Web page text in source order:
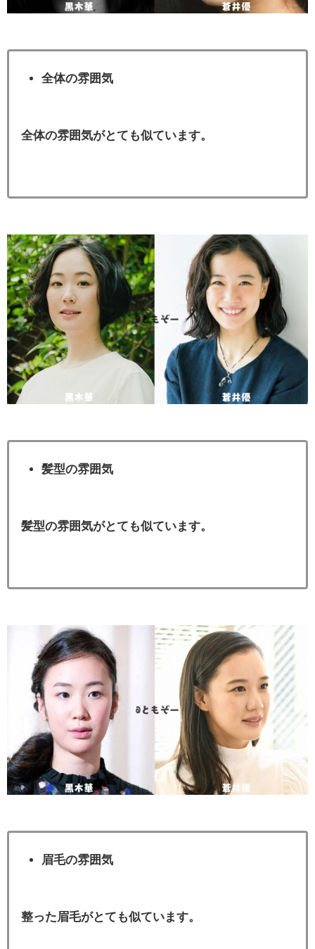
全体の雰囲気
全体の雰囲気がとても似ています。
髪型の雰囲気
髪型の雰囲気がとても似ています。
眉毛の雰囲気
整った眉毛がとても似ています。